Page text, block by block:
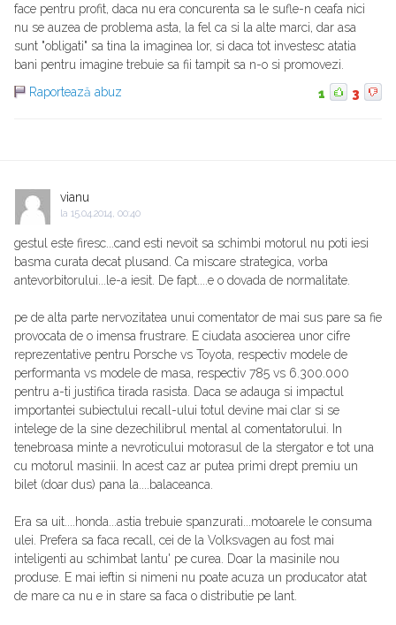
face pentru profit, daca nu era concurenta sa le sufle-n ceafa nici
nu se auzea de problema asta, la fel ca si la alte marci, dar asa
sunt "obligati" sa tina la imaginea lor, si daca tot investesc atatia
bani pentru imagine trebuie sa fii tampit sa n-o si promovezi.
Raportează abuz
1 3
vianu
la 15.04.2014, 00:40
gestul este firesc...cand esti nevoit sa schimbi motorul nu poti iesi
basma curata decat plusand. Ca miscare strategica, vorba
antevorbitorului...le-a iesit. De fapt....e o dovada de normalitate.
pe de alta parte nervozitatea unui comentator de mai sus pare sa fie
provocata de o imensa frustrare. E ciudata asocierea unor cifre
reprezentative pentru Porsche vs Toyota, respectiv modele de
performanta vs modele de masa, respectiv 785 vs 6.300.000
pentru a-ti justifica tirada rasista. Daca se adauga si impactul
importantei subiectului recall-ului totul devine mai clar si se
intelege de la sine dezechilibrul mental al comentatorului. In
tenebroasa minte a nevroticului motorasul de la stergator e tot una
cu motorul masinii. In acest caz ar putea primi drept premiu un
bilet (doar dus) pana la....balaceanca.
Era sa uit....honda...astia trebuie spanzurati...motoarele le consuma
ulei. Prefera sa faca recall, cei de la Volksvagen au fost mai
inteligenti au schimbat lantu' pe curea. Doar la masinile nou
produse. E mai ieftin si nimeni nu poate acuza un producator atat
de mare ca nu e in stare sa faca o distributie pe lant.